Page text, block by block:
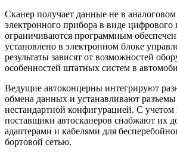
Сканер получает данные не в
электронного прибора в виде
ограничиваются программным
установлено в электронном блоке
результаты зависят от возможностей
особенностей штатных систем в
Ведущие автоконцерны интегрируют
обмена данных и устанавливают
нестандартной конфигурацией. С учетом
поставщики автосканеров снабжают их
адаптерами и кабелями для
бортовой сетью.